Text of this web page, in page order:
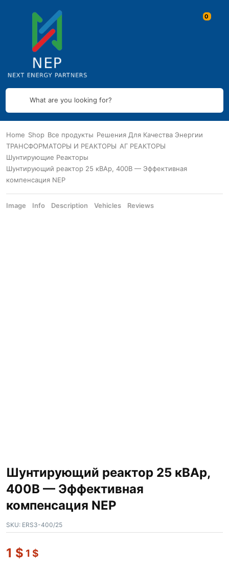
What are you looking for?
Home Shop Все продукты Решения Для Качества Энергии
ТРАНСФОРМАТОРЫ И РЕАКТОРЫ АГ РЕАКТОРЫ
Шунтирующие Реакторы
Шунтирующий реактор 25 кВАр, 400В — Эффективная
компенсация NEP
Image Info Description Vehicles Reviews
Шунтирующий реактор 25 кВАр,
400В — Эффективная
компенсация NEP
SKU: ERS3-400/25
1 $ 1 $